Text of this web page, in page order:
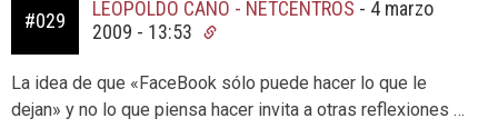
#029
LEOPOLDO CANO - NETCENTROS - 4 marzo
2009 - 13:53
La idea de que «FaceBook sólo puede hacer lo que le
dejan» y no lo que piensa hacer invita a otras reflexiones …